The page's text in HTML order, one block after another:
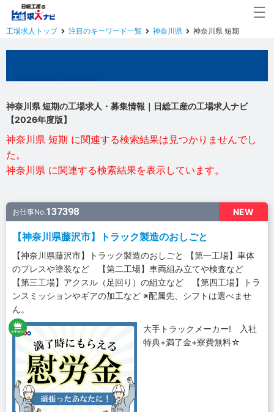
工場求人トップ 注目のキーワード一覧 神奈川県 神奈川県 短期
神奈川県 短期の工場求人・募集情報｜日総工産の工場求人ナビ
【2026年度版】
神奈川県 短期 に関連する検索結果は見つかりませんでし
た。
神奈川県 に関連する検索結果を表示しています。
NEW
お仕事No.137398
【神奈川県藤沢市】トラック製造のおしごと
【神奈川県藤沢市】トラック製造のおしごと 【第一工場】車体
のプレスや塗装など 【第二工場】車両組み立てや検査など
【第三工場】アクスル（足回り）の組立など 【第四工場】トラ
ンスミッションやギアの加工など ※配属先、シフトは選べませ
ん。
大手トラックメーカー! 入社
特典+満了金+寮費無料☆